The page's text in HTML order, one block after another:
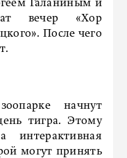
Галаниным и
вечер «Хор
После чего
начнут
тигра. Этому
интерактивная
могут принять